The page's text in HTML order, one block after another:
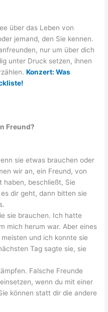
über das Leben von
jemand, den Sie kennen.
nur um über dich
unter Druck setzen, ihnen
Konzert: Was
Freund?
sie etwas brauchen oder
wir an, ein Freund, von
haben, beschließt, Sie
dir geht, dann bitten sie
sie brauchen. Ich hatte
mich herum war. Aber eines
und ich konnte sie
Tag sagte sie, sie
Falsche Freunde
wenn du mit einer
können statt dir die andere